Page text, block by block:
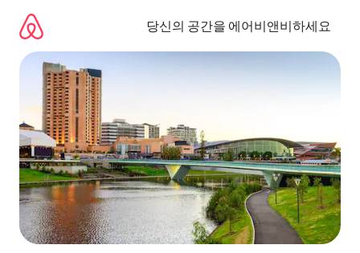
당신의 공간을 에어비앤비하세요